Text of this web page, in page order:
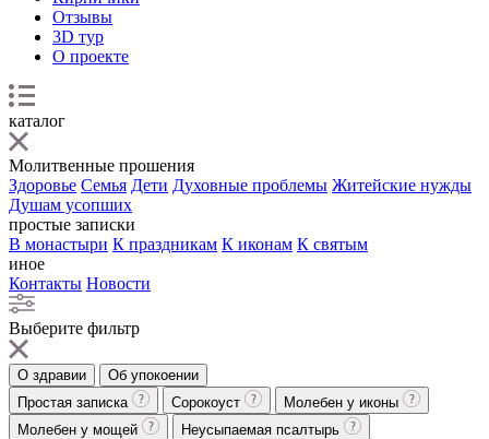
Отзывы
3D тур
О проекте
каталог
Молитвенные прошения
Здоровье Семья Дети Духовные проблемы Житейские нужды
Душам усопших
простые записки
В монастыри К праздникам К иконам К святым
иное
Контакты Новости
Выберите фильтр
О здравии
Об упокоении
Простая записка
Сорокоуст
Молебен у иконы
Молебен у мощей
Неусыпаемая псалтырь